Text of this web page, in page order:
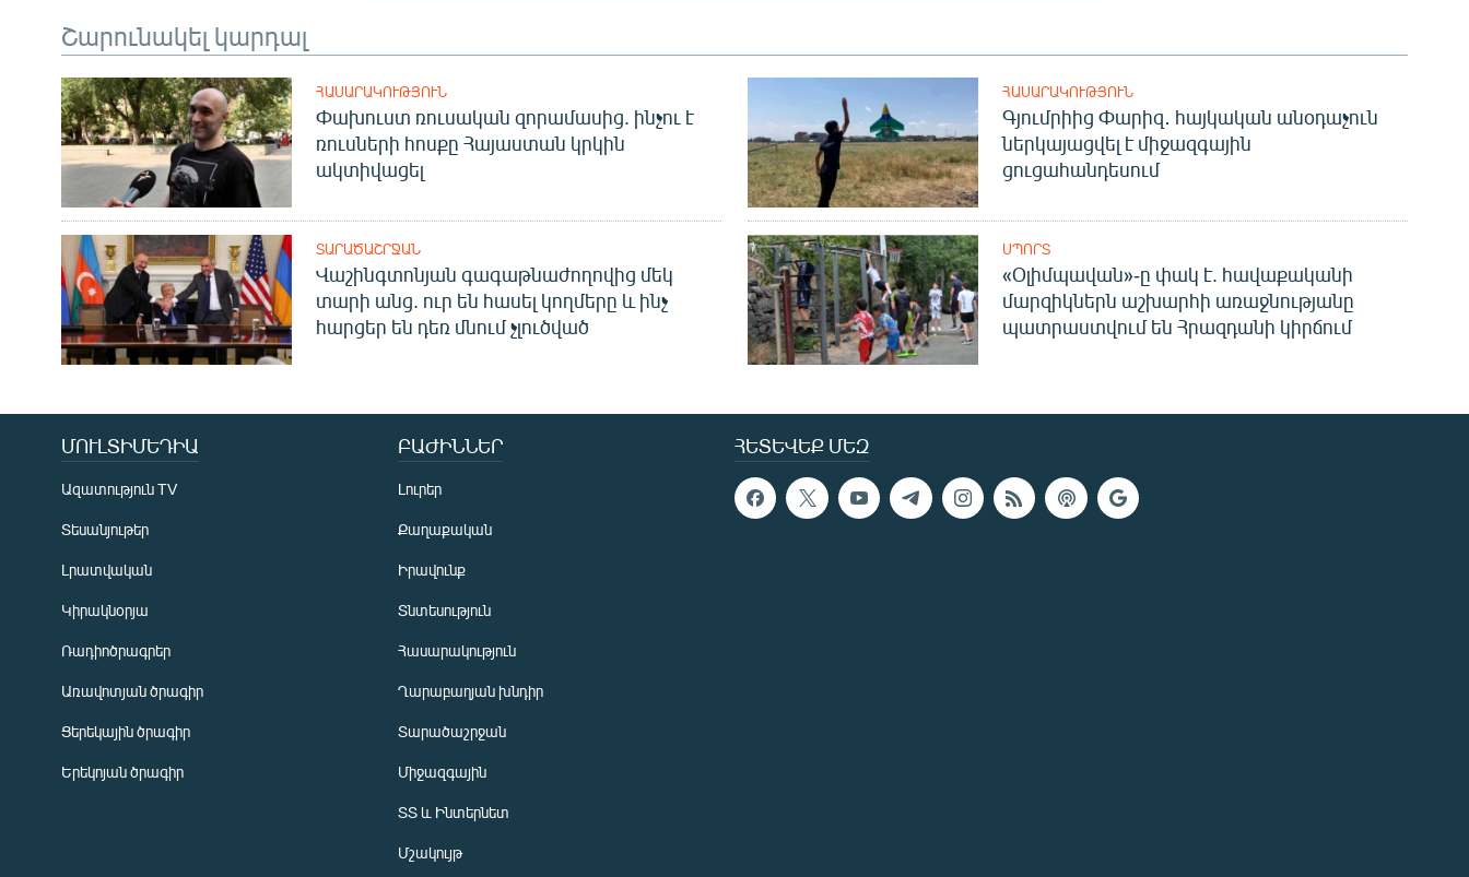
Շարունակել կարդալ
ՀԱՍԱՐԱԿՈՒԹՅՈՒՆ
Փախուստ ռուսական զորամասից. ինչու է
ռուսների հոսքը Հայաստան կրկին
ակտիվացել
ՀԱՍԱՐԱԿՈՒԹՅՈՒՆ
Գյումրիից Փարիզ․ հայկական անօդաչուն
ներկայացվել է միջազգային
ցուցահանդեսում
ՏԱՐԱԾԱՇՐՋԱՆ
Վաշինգտոնյան գագաթնաժողովից մեկ
տարի անց. ուր են հասել կողմերը և ինչ
հարցեր են դեռ մնում չլուծված
ՍՊՈՐՏ
«Օլիմպավան»-ը փակ է. հավաքականի
մարզիկներն աշխարհի առաջնությանը
պատրաստվում են Հրազդանի կիրճում
ՀԵՏԵՎԵՔ ՄԵԶ
ՄՈՒԼՏԻՄԵԴԻԱ
Ազատություն TV
Տեսանյութեր
Լրատվական
Կիրակնօրյա
Ռադիոծրագրեր
Առավոտյան ծրագիր
Ցերեկային ծրագիր
Երեկոյան ծրագիր
ԲԱԺԻՆՆԵՐ
Լուրեր
Քաղաքական
Իրավունք
Տնտեսություն
Հասարակություն
Ղարաբաղյան խնդիր
Տարածաշրջան
Միջազգային
ՏՏ և Ինտերնետ
Մշակույթ